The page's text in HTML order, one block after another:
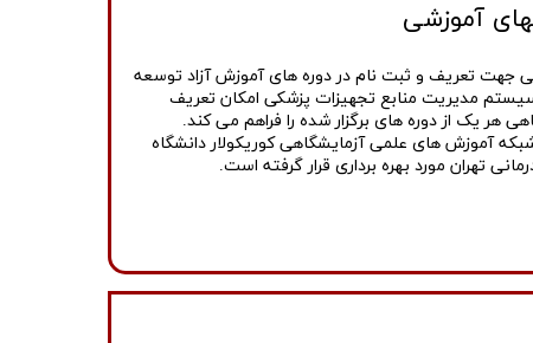
آموزشی
تعریف و ثبت نام در دوره های آموزش آزاد توسعه
مدیریت منابع تجهیزات پزشکی امکان تعریف
هر یک از دوره های برگزار شده را فراهم می کند.
آموزش های علمی آزمایشگاهی کوریکولار دانشگاه
تهران مورد بهره برداری قرار گرفته است.